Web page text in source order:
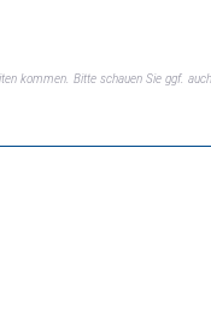
kommen. Bitte schauen Sie ggf.